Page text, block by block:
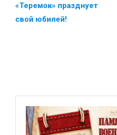
«Теремок» празднует
свой юбилей!